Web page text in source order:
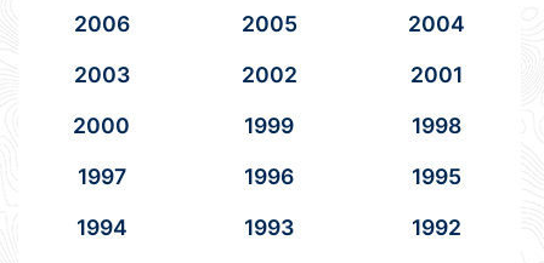
2006
2005
2004
2003
2002
2001
2000
1999
1998
1997
1996
1995
1994
1993
1992